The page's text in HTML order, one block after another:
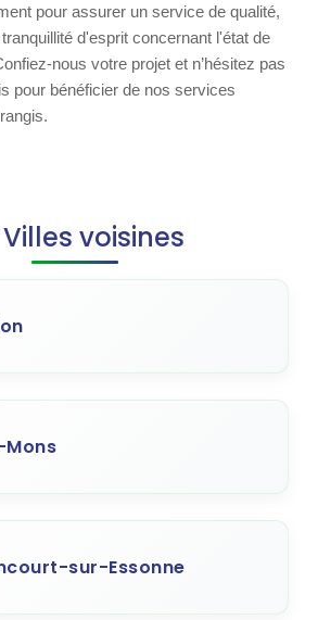
pour assurer un service de qualité,
d'esprit concernant l'état de
nous votre projet et n’hésitez pas
pour bénéficier de nos services
Villes voisines
sur-Essonne